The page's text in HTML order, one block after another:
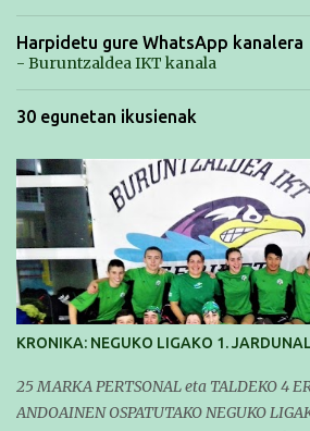
Harpidetu gure WhatsApp kanalera
- Buruntzaldea IKT kanala
30 egunetan ikusienak
KRONIKA: NEGUKO LIGAKO 1.
25 MARKA PERTSONAL eta TALDEKO 4
ANDOAINEN OSPATUTAKO NEGUKO